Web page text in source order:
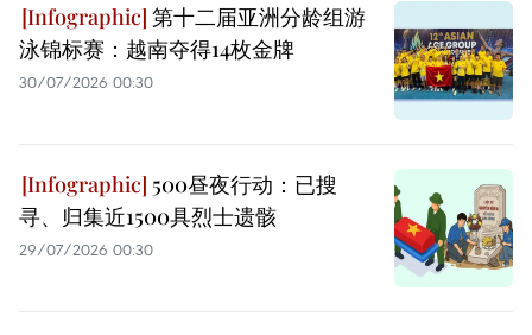
第十二届亚洲分龄组游
泳锦标赛：越南夺得14枚金牌
30/07/2026 00:30
500昼夜行动：已搜
寻、归集近1500具烈士遗骸
29/07/2026 00:30